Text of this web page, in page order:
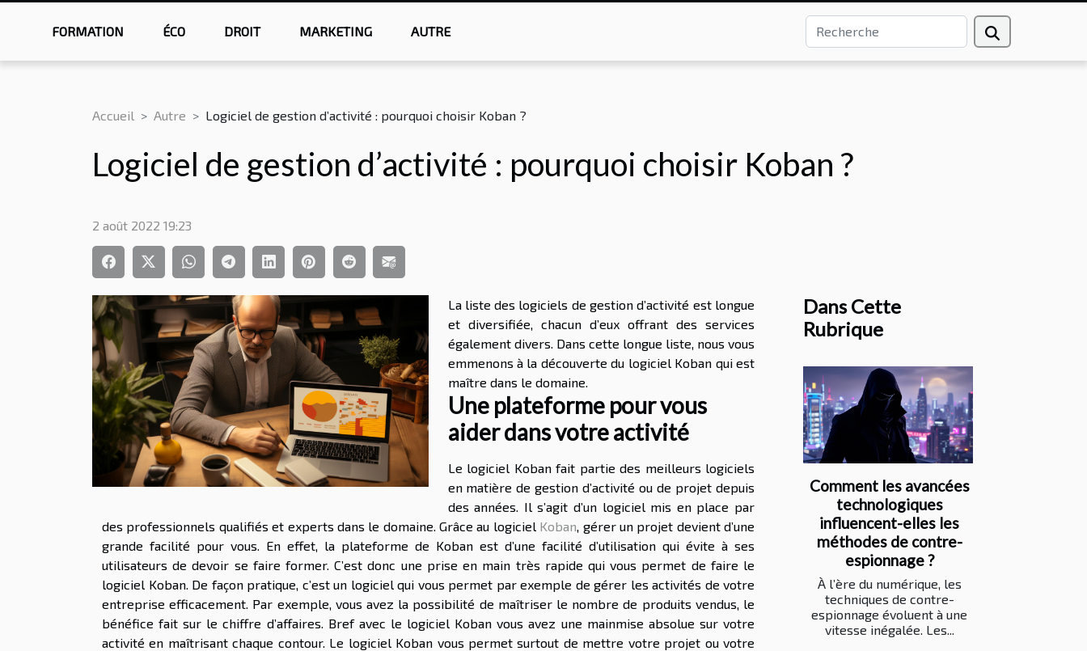
FORMATION ÉCO DROIT MARKETING AUTRE
Accueil Autre Logiciel de gestion d’activité : pourquoi choisir Koban ?
Logiciel de gestion d’activité : pourquoi choisir Koban ?
2 août 2022 19:23
La liste des logiciels de gestion d’activité est longue
et diversifiée, chacun d’eux offrant des services
également divers. Dans cette longue liste, nous vous
emmenons à la découverte du logiciel Koban qui est
maître dans le domaine.
Une plateforme pour vous
aider dans votre activité
Le logiciel Koban fait partie des meilleurs logiciels
en matière de gestion d’activité ou de projet depuis
des années. Il s’agit d’un logiciel mis en place par
des professionnels qualifiés et experts dans le domaine. Grâce au logiciel Koban , gérer un projet devient d’une
grande facilité pour vous. En effet, la plateforme de Koban est d’une facilité d’utilisation qui évite à ses
utilisateurs de devoir se faire former. C’est donc une prise en main très rapide qui vous permet de faire le
logiciel Koban. De façon pratique, c’est un logiciel qui vous permet par exemple de gérer les activités de votre
entreprise efficacement. Par exemple, vous avez la possibilité de maîtriser le nombre de produits vendus, le
bénéfice fait sur le chiffre d’affaires. Bref avec le logiciel Koban vous avez une mainmise absolue sur votre
activité en maîtrisant chaque contour. Le logiciel Koban vous permet surtout de mettre votre projet ou votre
Dans Cette
Rubrique
Comment les avancées
technologiques
influencent-elles les
méthodes de contre-
espionnage ?
À l’ère du numérique, les
techniques de contre-
espionnage évoluent à une
vitesse inégalée. Les...